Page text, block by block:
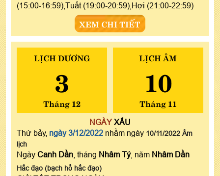
(15:00-16:59),Tuất (19:00-20:59),Hợi (21:00-22:59)
XEM CHI TIẾT
LỊCH DƯƠNG
3
Tháng 12
LỊCH ÂM
10
Tháng 11
NGÀYXẤU
Thứ bảy, ngày 3/12/2022 nhằm ngày 10/11/2022 Âm
lịch
Ngày Canh Dần , tháng Nhâm Tý, năm Nhâm Dần
Hắc đạo (bạch hổ hắc đạo)